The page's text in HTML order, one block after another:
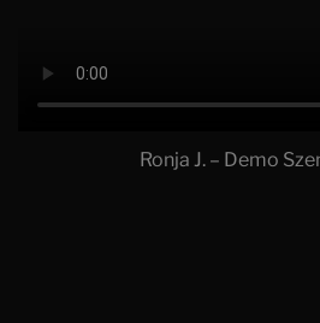
Ronja J. – Demo